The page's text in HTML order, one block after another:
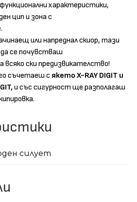
характеристики,
цип и зона с
или напреднал скиор, тази
се почувстваш
всяко ски предизвикателство!
съчетаеш с якето X-RAY DIGIT и
и със сигурност ще разполагаш
силует